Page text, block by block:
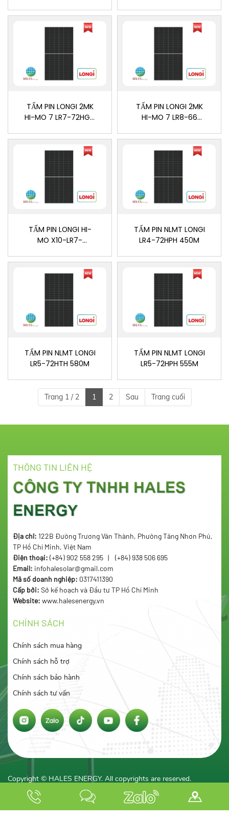
TẤM PIN LONGI 2MK
HI-MO 7 LR7-72HGD
TẤM PIN LONGI 2MK
HI-MO 7 LR8-66
TẤM PIN LONGI HI-
MO X10-LR7-
TẤM PIN NLMT LONGI
LR4-72HPH 450M
TẤM PIN NLMT LONGI
LR5-72HTH 580M
TẤM PIN NLMT LONGI
LR5-72HPH 555M
Trang 1 / 2 1 2 Sau Trang cuối
THÔNG TIN LIÊN HỆ
CÔNG TY TNHH HALES
ENERGY
Địa chỉ: 122B Đường Trương Văn Thành, Phường Tăng Nhơn Phú,
TP Hồ Chí Minh, Việt Nam
Điện thoại: (+84) 902 558 295 | (+84) 938 506 695
Email: infohalesolar@gmail.com
Mã số doanh nghiệp: 0317411390
Cấp bởi: Sở kế hoạch và Đầu tư TP Hồ Chí Minh
Website: www.halesenergy.vn
CHÍNH SÁCH
Chính sách mua hàng
Chính sách hỗ trợ
Chính sách bảo hành
Chính sách tư vấn
Copyright © HALES ENERGY. All copyrights are reserved.
Đang online: 9
Tổng truy cập: 769118